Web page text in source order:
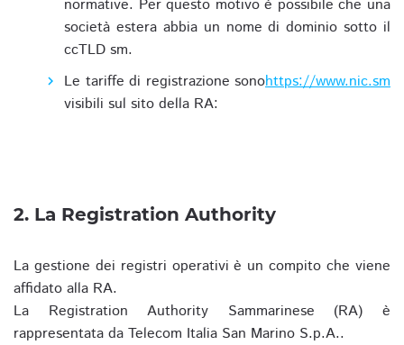
normative. Per questo motivo è possibile che una
società estera abbia un nome di dominio sotto il
ccTLD sm.
Le tariffe di registrazione sono
visibili sul sito della RA:
https://www.nic.sm
2. La Registration Authority
La gestione dei registri operativi è un compito che viene
affidato alla RA.
La Registration Authority Sammarinese (RA) è
rappresentata da Telecom Italia San Marino S.p.A..